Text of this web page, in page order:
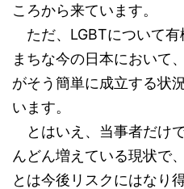
ころから来ています。
ただ、LGBTについて有
まちな今の日本において
がそう簡単に成立する状
います。
とはいえ、当事者だけ
んどん増えている現状で
とは今後リスクにはなり